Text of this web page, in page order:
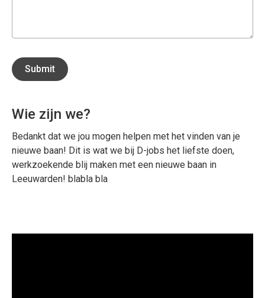
Wie zijn we?
Bedankt dat we jou mogen helpen met het vinden van je
nieuwe baan! Dit is wat we bij D-jobs het liefste doen,
werkzoekende blij maken met een nieuwe baan in
Leeuwarden! blabla bla